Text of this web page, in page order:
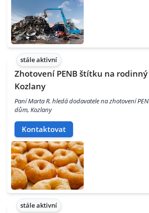
stále aktivní
Zhotovení PENB štítku na
Kozlany
Paní Marta R. hledá dodavatele na zhotovení
dům, Kozlany
Kontaktovat
stále aktivní